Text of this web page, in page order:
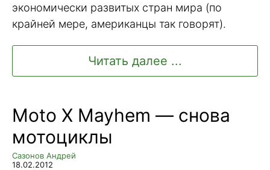
экономически развитых стран мира (по
крайней мере, американцы так говорят).
Читать далее ...
Moto X Mayhem — снова
мотоциклы
Сазонов Андрей
18.02.2012